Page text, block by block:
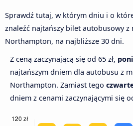
Sprawdź tutaj, w którym dniu i o
znaleźć najtańszy bilet autobusowy
Northampton, na najbliższe 30 dni.
Z ceną zaczynającą się od 65 zł,
najtańszym dniem dla autobusu z
Northampton. Zamiast tego
dniem z cenami zaczynającymi się